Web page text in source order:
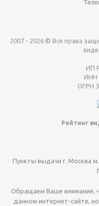
2007 - 2026 © Все права
ИП
ИНН
ОГРН
Рейтинг
Пункты выдачи г. Москва
Обращаем Ваше внимание,
данном интернет-сайте,